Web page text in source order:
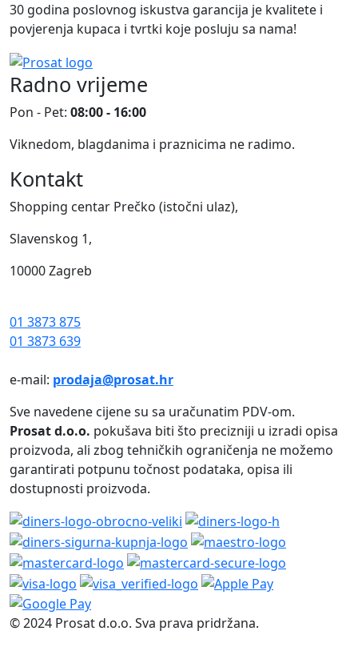
30 godina poslovnog iskustva garancija je kvalitete i
povjerenja kupaca i tvrtki koje posluju sa nama!
Radno vrijeme
Pon - Pet: 08:00 - 16:00
Viknedom, blagdanima i praznicima ne radimo.
Kontakt
Shopping centar Prečko (istočni ulaz),
Slavenskog 1,
10000 Zagreb
01 3873 875
01 3873 639
e-mail: prodaja@prosat.hr
Sve navedene cijene su sa uračunatim PDV-om.
Prosat d.o.o. pokušava biti što precizniji u izradi opisa
proizvoda, ali zbog tehničkih ograničenja ne možemo
garantirati potpunu točnost podataka, opisa ili
dostupnosti proizvoda.
© 2024 Prosat d.o.o. Sva prava pridržana.